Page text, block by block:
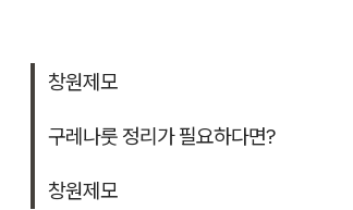
창원제모
구레나룻 정리가 필요하다면?
창원제모